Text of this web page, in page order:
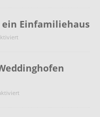
Einfamiliehaus